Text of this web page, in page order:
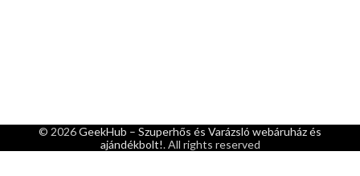
© 2026GeekHub – Szuperhős és Varázsló webáruház és
ajándékbolt!. All rights reserved